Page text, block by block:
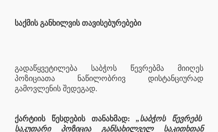
საქმის განხილვის თავისებურებები
გადაწყვეტილება საბჭოს წევრებმა მიიღეს
პოზიციათა ნაწილობრივ დისტანციურად
გამოვლენის შედეგად.
ქარტიის წესდების თანახმად:„საბჭოს წევრებს
საკუთარი პოზიცია განსახილველ საკითხთან